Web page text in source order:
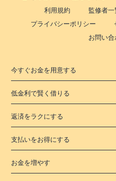
利用規約
監修者一
プライバシーポリシー
お問い合
今すぐお金を用意する
低金利で賢く借りる
返済をラクにする
支払いをお得にする
お金を増やす